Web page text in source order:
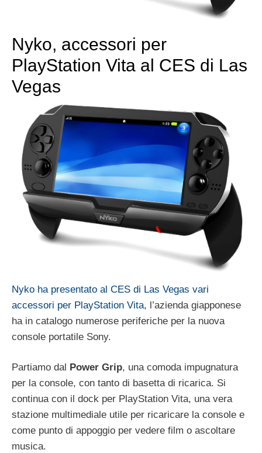
Nyko, accessori per
PlayStation Vita al CES di Las
Vegas
Nyko ha presentato al CES di Las Vegas vari
accessori per PlayStation Vita, l’azienda giapponese
ha in catalogo numerose periferiche per la nuova
console portatile Sony.
Partiamo dal Power Grip, una comoda impugnatura
per la console, con tanto di basetta di ricarica. Si
continua con il dock per PlayStation Vita, una vera
stazione multimediale utile per ricaricare la console e
come punto di appoggio per vedere film o ascoltare
musica.